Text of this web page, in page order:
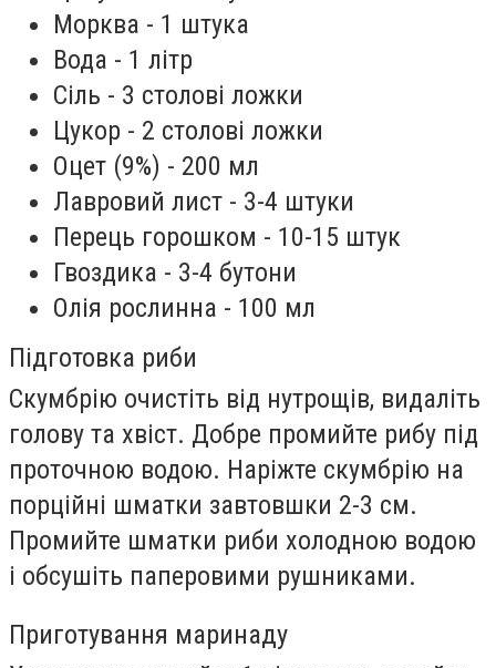
Морква - 1 штука
Вода - 1 літр
Сіль - 3 столові ложки
Цукор - 2 столові ложки
Оцет (9%) - 200 мл
Лавровий лист - 3-4 штуки
Перець горошком - 10-15 штук
Гвоздика - 3-4 бутони
Олія рослинна - 100 мл
Підготовка риби
Скумбрію очистіть від нутрощів, видаліть
голову та хвіст. Добре промийте рибу під
проточною водою. Наріжте скумбрію на
порційні шматки завтовшки 2-3 см.
Промийте шматки риби холодною водою
і обсушіть паперовими рушниками.
Приготування маринаду